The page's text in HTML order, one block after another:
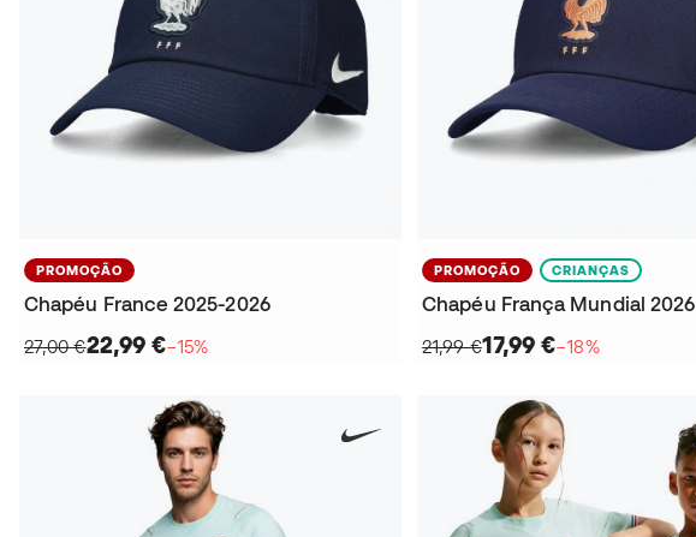
PROMOÇÃO
Chapéu France 2025-2026
27,00 €22,99 €−15%
PROMOÇÃO CRIANÇAS
Chapéu França Mundial 2026
21,99 €17,99 €−18%